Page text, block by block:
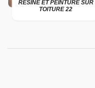
RÉSINE ET PEINTURE SUR
TOITURE 22